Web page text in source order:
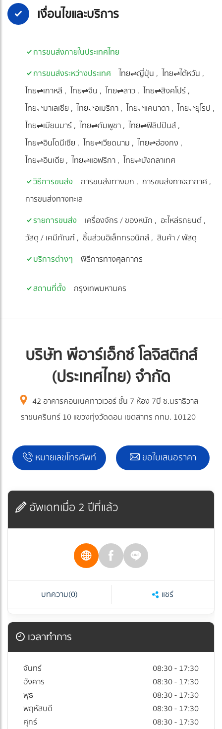
เงื่อนไขและบริการ
การขนส่งภายในประเทศไทย
การขนส่งระหว่างประเทศ
ไทย⇌ญี่ปุ่น
ไทย⇌ไต้หวัน
ไทย⇌เกาหลี
ไทย⇌จีน ไทย⇌ลาว
ไทย⇌สิงคโปร์
ไทย⇌มาเลเซีย
ไทย⇌อเมริกา ไทย⇌แคนาดา
ไทย⇌ยุโรป
ไทย⇌เมียนมาร์
ไทย⇌กัมพูชา
ไทย⇌ฟิลิปปินส์
ไทย⇌อินโดนีเซีย
ไทย⇌เวียดนาม
ไทย⇌ฮ่องกง
ไทย⇌อินเดีย
ไทย⇌แอฟริกา
ไทย⇌บังกลาเทศ
วิธีการขนส่ง
การขนส่งทางบก
การขนส่งทางอากาศ
การขนส่งทางทะเล
รายการขนส่ง
เครื่องจักร / ของหนัก
อะไหล่รถยนต์
วัสดุ / เคมีภัณฑ์
ชิ้นส่วนอิเล็กทรอนิกส์
สินค้า / พัสดุ
บริการต่างๆ
พิธีการทางศุลกากร
สถานที่ตั้ง กรุงเทพมหานคร
บริษัท พีอาร์เอ็กซ์ โลจิสติกส์
(ประเทศไทย) จำกัด
42 อาคารคอนเนคทาวเวอร์ ชั้น 7 ห้อง 7บี ซ.นราธิวาส
ราชนครินทร์ 10 แขวงทุ่งวัดดอน เขตสาทร กทม. 10120
หมายเลขโทรศัพท์ ขอใบเสนอราคา
อัพเดทเมื่อ 2 ปีที่แล้ว
บทความ(0) แชร์
เวลาทำการ
จันทร์
08:30 - 17:30
อังคาร
08:30 - 17:30
พุธ
08:30 - 17:30
พฤหัสบดี
08:30 - 17:30
ศุกร์
08:30 - 17:30